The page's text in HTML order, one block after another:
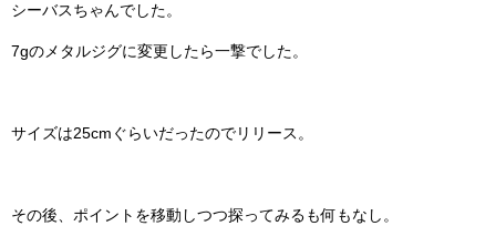
シーバスちゃんでした。
7gのメタルジグに変更したら一撃でした。
サイズは25cmぐらいだったのでリリース。
その後、ポイントを移動しつつ探ってみるも何もなし。